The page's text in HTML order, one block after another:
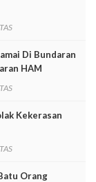
Di Bundaran
HAM
Kekerasan
Orang